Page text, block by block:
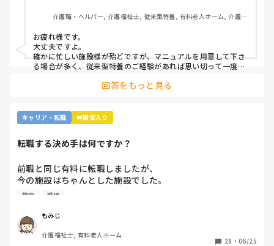
介護職・ヘルパー, 介護福祉士, 従来型特養, 有料老人ホーム, 介護老
実務者研修, ユニット型特養, 障害者支援施設
お疲れ様です。
大丈夫ですよ。
確かに忙しい施設様が殆どですが、マニュアルを用意して下さ
る場合が多く、従来型特養のご経験があれば思い切って一度働
施設様のレビューが書かれているので、参考になさると良いか
回答をもっと見る
キャリア・転職 👑殿堂入り
転職する決め手は何ですか？
前職と同じ有料に転職しましたが、
今の施設はちゃんとした施設でした。
いつもご機嫌を伺うみたいなとこが
あり、機嫌が悪いと理不尽に叱られる
みたいなとこがあり凹んだりしてました。
施設 職場
もみじ
介護福祉士, 有料老人ホーム
28 ・ 06/25